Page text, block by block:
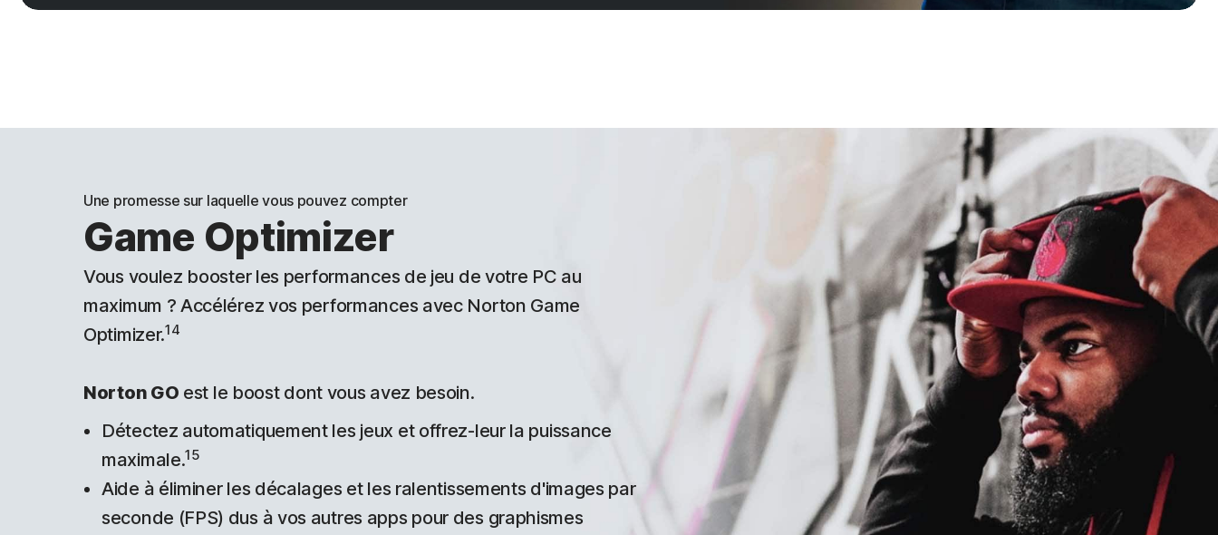
Une promesse sur laquelle vous pouvez compter
Game Optimizer
Vous voulez booster les performances de jeu de votre PC au
maximum ? Accélérez vos performances avec Norton Game
Optimizer.14
Norton GO est le boost dont vous avez besoin.
Détectez automatiquement les jeux et offrez-leur la puissance
maximale.15
Aide à éliminer les décalages et les ralentissements d'images par
seconde (FPS) dus à vos autres apps pour des graphismes